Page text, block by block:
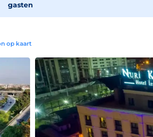
gasten
op kaart